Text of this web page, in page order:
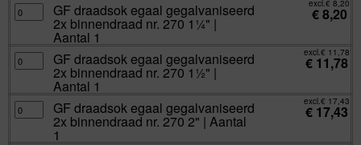
1
aantal
nr.
270
1
aantal
GF
draadsok
egaal
gegalvaniseerd
binnendraad
nr.
270
1
aantal
GF draadsok egaal gegalvaniseerd
2x binnendraad nr. 270 1¼" |
Aantal 1
excl.€ 8,20
€8,20
GF
draadsok
egaal
gegalvaniseerd
binnendraad
nr.
270
GF draadsok egaal gegalvaniseerd
2x binnendraad nr. 270 1½" |
Aantal 1
excl.€ 11,78
€ 11,78
GF
draadsok
egaal
gegalvaniseerd
GF draadsok egaal gegalvaniseerd
2x binnendraad nr. 270 2" | Aantal
1
excl.€ 17,43
€ 17,43